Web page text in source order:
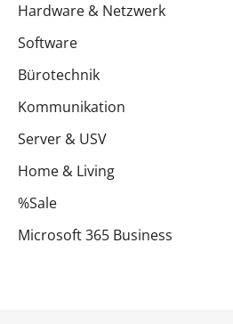
Abmessungen und Gewicht
Breite
Tiefe
Höhe
Gewicht
Hardware & Netzwerk
Software
Bürotechnik
Kommunikation
Server & USV
Home & Living
%Sale
Microsoft 365 Business